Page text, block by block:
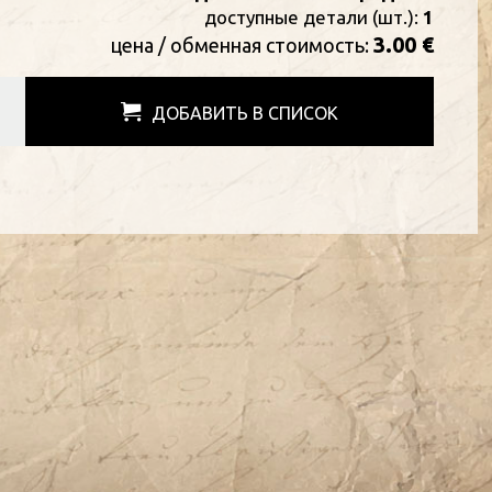
доступные детали (шт.): 1
цена / oбменная стоимость: 3.00 €
ДОБАВИТЬ В СПИСОК